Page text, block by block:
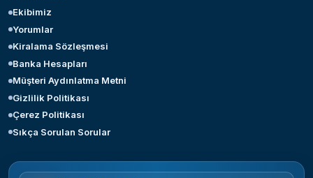
Ekibimiz
Yorumlar
Kiralama Sözleşmesi
Banka Hesapları
Müşteri Aydınlatma Metni
Gizlilik Politikası
Çerez Politikası
Sıkça Sorulan Sorular